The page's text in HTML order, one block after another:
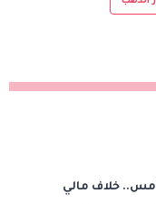
خلاف مالي